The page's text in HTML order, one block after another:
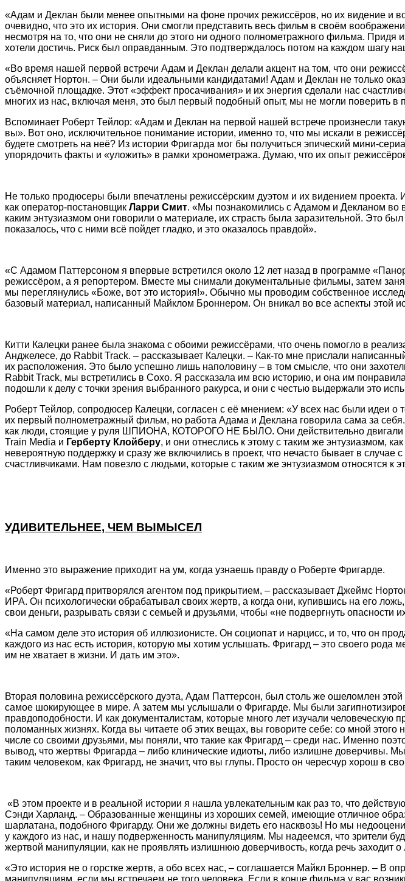
«Адам и Деклан были менее опытными на фоне прочих режиссёров, но их видение и
очевидно, что это их история. Они смогли представить весь фильм в своём
несмотря на то, что они не сняли до этого ни одного полнометражного фильма. Придя
хотели достичь. Риск был оправданным. Это подтверждалось потом на каждом шагу
«Во время нашей первой встречи Адам и Деклан делали акцент на том, что они
объясняет Нортон. – Они были идеальными кандидатами! Адам и Деклан не только
съёмочной площадке. Этот «эффект просачивания» и их энергия сделали нас
многих из нас, включая меня, это был первый подобный опыт, мы не могли поверить в
Вспоминает Роберт Тейлор: «Адам и Деклан на первой нашей встрече произнесли
вы». Вот оно, исключительное понимание истории, именно то, что мы искали в
будете смотреть на неё? Из истории Фригарда мог бы получиться эпический мини-
упорядочить факты и «уложить» в рамки хронометража. Думаю, что их опыт
Не только продюсеры были впечатлены режиссёрским дуэтом и их видением проекта.
как оператор-постановщик Ларри Смит. «Мы познакомились с Адамом и Декланом во
каким энтузиазмом они говорили о материале, их страсть была заразительной. Это
показалось, что с ними всё пойдет гладко, и это оказалось правдой».
«С Адамом Паттерсоном я впервые встретился около 12 лет назад в программе
режиссёром, а я репортером. Вместе мы снимали документальные фильмы, затем
мы переглянулись «Боже, вот это история!». Обычно мы проводим собственное
базовый материал, написанный Майклом Броннером. Он вникал во все аспекты этой
Китти Калецки ранее была знакома с обоими режиссёрами, что очень помогло в
Анджелесе, до Rabbit Track. – рассказывает Калецки. – Как-то мне прислали
их расположения. Это было успешно лишь наполовину – в том смысле, что они
Rabbit Track, мы встретились в Сохо. Я рассказала им всю историю, и она им
подошли к делу с точки зрения выбранного ракурса, и они с честью выдержали это
Роберт Тейлор, сопродюсер Калецки, согласен с её мнением: «У всех нас были идеи о
их первый полнометражный фильм, но работа Адама и Деклана говорила сама за
как люди, стоящие у руля ШПИОНА, КОТОРОГО НЕ БЫЛО. Они действительно двигали
Train Media и Герберту Клойберу, и они отнеслись к этому с таким же энтузиазмом,
невероятную поддержку и сразу же включились в проект, что нечасто бывает в
счастливчиками. Нам повезло с людьми, которые с таким же энтузиазмом относятся к
УДИВИТЕЛЬНЕЕ, ЧЕМ ВЫМЫСЕЛ
Именно это выражение приходит на ум, когда узнаешь правду о Роберте Фригарде.
«Роберт Фригард притворялся агентом под прикрытием, – рассказывает Джеймс
ИРА. Он психологически обрабатывал своих жертв, а когда они, купившись на его
свои деньги, разрывать связи с семьей и друзьями, чтобы «не подвергнуть опасности
«На самом деле это история об иллюзионисте. Он социопат и нарцисс, и то, что он
каждого из нас есть история, которую мы хотим услышать. Фригард – это своего
им не хватает в жизни. И дать им это».
Вторая половина режиссёрского дуэта, Адам Паттерсон, был столь же ошеломлен
самое шокирующее в мире. А затем мы услышали о Фригарде. Мы были
правдоподобности. И как документалистам, которые много лет изучали
поломанных жизнях. Когда вы читаете об этих вещах, вы говорите себе: со мной
числе со своими друзьями, мы поняли, что такие как Фригард – среди нас. Именно
вывод, что жертвы Фригарда – либо клинические идиоты, либо излишне доверчивы.
таким человеком, как Фригард, не значит, что вы глупы. Просто он чересчур хорош в
«В этом проекте и в реальной истории я нашла увлекательным как раз то, что
Сэнди Харланд. – Образованные женщины из хороших семей, имеющие отличное
шарлатана, подобного Фригарду. Они же должны видеть его насквозь! Но мы
у каждого из нас, и нашу подверженность манипуляциям. Мы надеемся, что зрители
жертвой манипуляции, как не проявлять излишнюю доверчивость, когда речь заходит
«Это история не о горстке жертв, а обо всех нас, – соглашается Майкл Броннер. –
манипуляциям, если мы встречаем не того человека. Если в конце фильма у вас